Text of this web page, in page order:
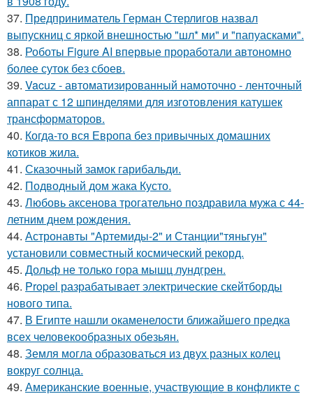
37. Предприниматель Герман Стерлигов назвал
выпускниц с яркой внешностью "шл* ми" и "папуасками".
38. Роботы Figure AI впервые проработали автономно
более суток без сбоев.
39. Vacuz - автоматизированный намоточно - ленточный
аппарат с 12 шпинделями для изготовления катушек
трансформаторов.
40. Когда-то вся Европа без привычных домашних
котиков жила.
41. Сказочный замок гарибальди.
42. Подводный дом жака Кусто.
43. Любовь аксенова трогательно поздравила мужа с 44-
летним днем рождения.
44. Астронавты "Артемиды-2" и Станции"тяньгун"
установили совместный космический рекорд.
45. Дольф не только гора мышц лундгрен.
46. Propel разрабатывает электрические скейтборды
нового типа.
47. В Египте нашли окаменелости ближайшего предка
всех человекообразных обезьян.
48. Земля могла образоваться из двух разных колец
вокруг солнца.
49. Американские военные, участвующие в конфликте с